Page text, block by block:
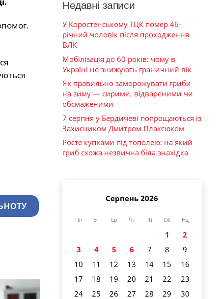
Недавні записи
У Коростенському ТЦК помер 46-
річний чоловік після проходження
ВЛК
Мобілізація до 60 років: чому в
Україні не знижують граничний вік
Як правильно заморожувати гриби
на зиму — сирими, відвареними чи
обсмаженими
7 серпня у Бердичеві попрощаються із
Захисником Дмитром Плаксюком
Росте купками під тополею: на який
гриб схожа незвична біла знахідка
Серпень 2026
Пн Вт Ср Чт Пт Сб Нд
1
2
3
4 5 6 7 8
9
10
11 12 13 14 15
16
17
18 19 20 21 22
23
24
25 26 27 28 29
30